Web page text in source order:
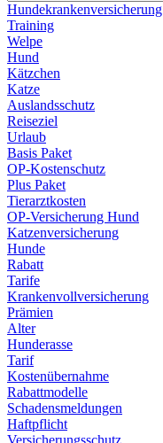
Hundekrankenversicherung
Training
Welpe
Hund
Kätzchen
Katze
Auslandsschutz
Reiseziel
Urlaub
Basis Paket
OP-Kostenschutz
Plus Paket
Tierarztkosten
OP-Versicherung Hund
Katzenversicherung
Hunde
Rabatt
Tarife
Krankenvollversicherung
Prämien
Alter
Hunderasse
Tarif
Kostenübernahme
Rabattmodelle
Schadensmeldungen
Haftpflicht
Versicherungsschutz